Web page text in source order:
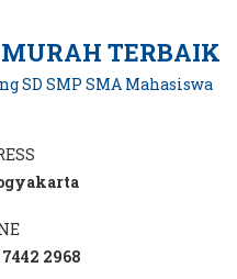
TERBAIK
SD SMP SMA Mahasiswa
2968